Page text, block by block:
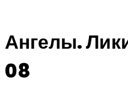
Ангелы.
08